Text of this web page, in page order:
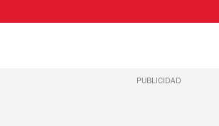
PUBLICIDAD